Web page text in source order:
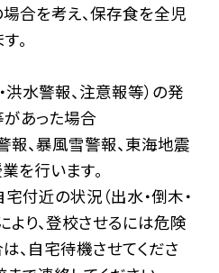
合を考え、保存食を全児
。
水警報、注意報等）の発
あった場合
報、暴風雪警報、東海地震
を行います。
宅付近の状況（出水・倒木・
より、登校させるには危険
、自宅待機させてくださ